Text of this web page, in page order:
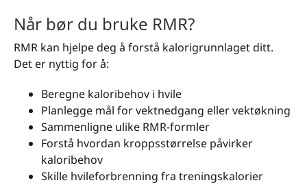
Når bør du bruke RMR?
RMR kan hjelpe deg å forstå kalorigrunnlaget ditt.
Det er nyttig for å:
Beregne kaloribehov i hvile
Planlegge mål for vektnedgang eller vektøkning
Sammenligne ulike RMR-formler
Forstå hvordan kroppsstørrelse påvirker
kaloribehov
Skille hvileforbrenning fra treningskalorier